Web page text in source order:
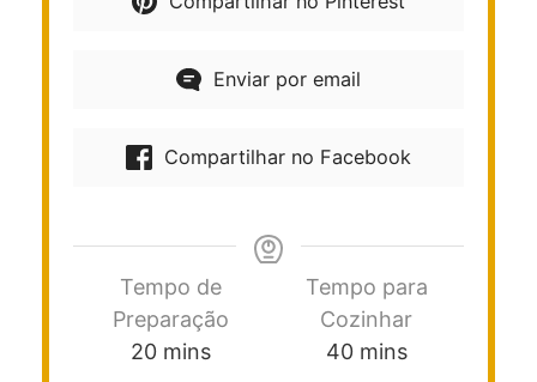
Enviar por email
Compartilhar no Facebook
Tempo de
Preparação
20 mins
Tempo para
Cozinhar
40 mins